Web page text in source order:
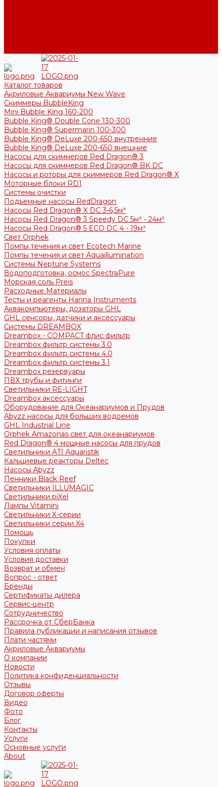
Каталог товаров
Акриловые Аквариумы New Wave
Скиммеры BubbleKing
Mini Bubble King 160-200
Bubble King® Double Cone 130-300
Bubble King® Supermarin 100-300
Bubble King® DeLuxe 200-650 внутренние
Bubble King® DeLuxe 200-650 внешние
Насосы для скиммеров Red Dragon® 3
Насосы для скиммеров Red Dragon® BK DC
Насосы и роторы для скиммеров Red Dragon® X
Моторные блоки RD1
Системы очистки
Подъемные насосы RedDragon
Насосы Red Dragon® X DC 3-6,5м³
Насосы Red Dragon® 3 Speedy DC 5м³ - 24м³
Насосы Red Dragon® 5 ECO DC 4 - 19м³
Свет Orphek
Помпы течения и свет Ecotech Marine
Помпы течения и свет Aquaillumination
Системы Neptune Systems
Водоподготовка, осмос SpectraPure
Морская соль Preis
Расходные Материалы
Тесты и реагенты Hanna Instruments
Аквакомпьютеры, дозаторы GHL
GHL сенсоры, датчики и аксессуары
Системы DREAMBOX
Dreambox - COMPACT флис фильтр
Dreambox фильтр системы 3.0
Dreambox фильтр системы 4.0
Dreambox фильтр системы 3.1
Dreambox резервуары
ПВХ трубы и фитинги
Светильники RE-LIGHT
Dreambox аксессуары
Оборудование для Океанариумов и Прудов
Abyzz насосы для больших водоемов
GHL Industrial Line
Orphek Amazonas свет для океанариумов
Red Dragon® 4 мощные насосы для прудов
Светильники ATI Aquaristik
Кальциевые реакторы Deltec
Насосы Abyzz
Пенники Black Reef
Светильники ILLUMAGIC
Светильники piXel
Лампы Vitamini
Светильники X-серии
Светильники серии X4
Помощь
Покупки
Условия оплаты
Условия доставки
Возврат и обмен
Вопрос - ответ
Бренды
Сертификаты дилера
Сервис-центр
Сотрудничество
Рассрочка от СберБанка
Правила публикации и написания отзывов
Плати частями
Акриловые Аквариумы
О компании
Новости
Политика конфиденциальности
Отзывы
Договор оферты
Видео
Фото
Блог
Контакты
Услуги
Основные услуги
About